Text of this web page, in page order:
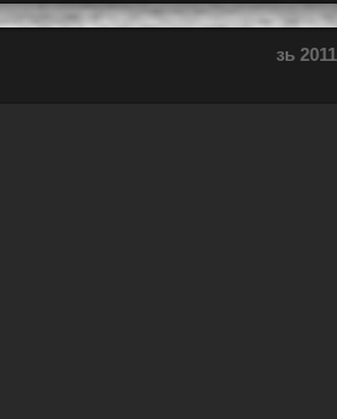
зь 2011